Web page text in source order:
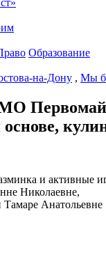
Образование
на-Дону , Мы
МО
и активные
Николаевне,
Анатольевне